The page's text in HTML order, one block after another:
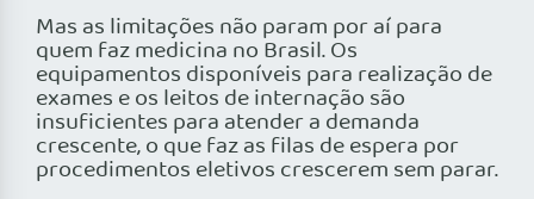
Mas as limitações não param por aí para
quem faz medicina no Brasil. Os
equipamentos disponíveis para realização de
exames e os leitos de internação são
insuficientes para atender a demanda
crescente, o que faz as filas de espera por
procedimentos eletivos crescerem sem parar.